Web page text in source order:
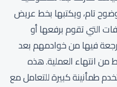
تام، ويكتبها بخط عريض
التي تقوم برفعها أو
رجعة فيها من خوادمهم بعد
انتهاء العملية. هذه
طمأنينة كبيرة للتعامل مع